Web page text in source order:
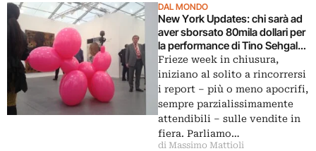
DAL MONDO
New York Updates: chi sarà ad
aver sborsato 80mila dollari per
la performance di Tino Sehgal?
Ecco i primi rumors sulle
vendite a Frieze NY
Frieze week in chiusura,
iniziano al solito a rincorrersi
i report – più o meno apocrifi,
sempre parzialissimamente
attendibili – sulle vendite in
fiera. Parliamo…
di Massimo Mattioli